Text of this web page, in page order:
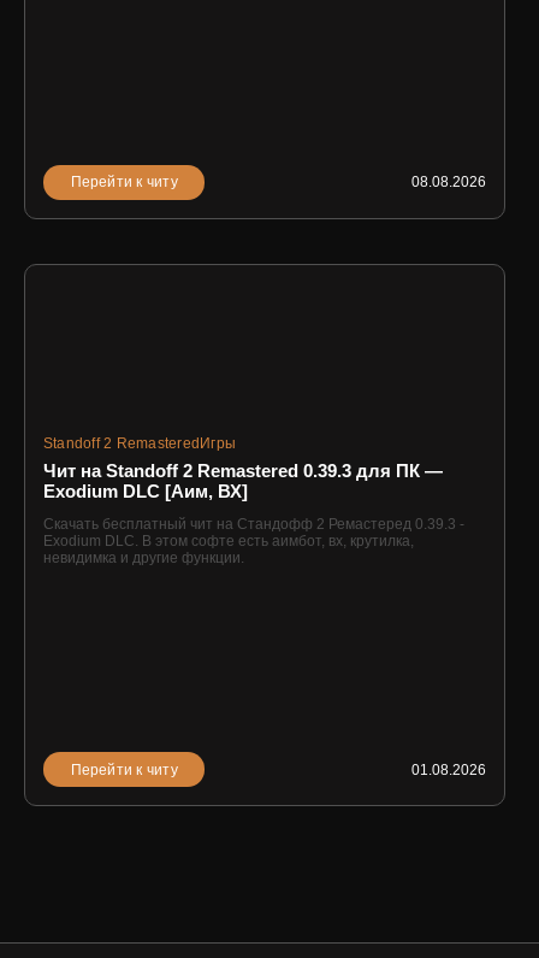
Перейти к читу 08.08.2026
Standoff 2 RemasteredИгры
Чит на Standoff 2 Remastered 0.39.3 для ПК —
Exodium DLC [Аим, ВХ]
Скачать бесплатный чит на Стандофф 2 Ремастеред 0.39.3 -
Exodium DLC. В этом софте есть аимбот, вх, крутилка,
невидимка и другие функции.
Перейти к читу 01.08.2026